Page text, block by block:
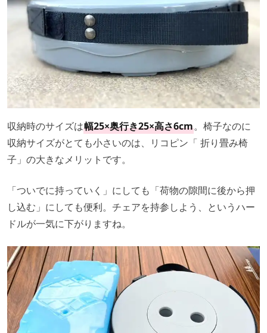
収納時のサイズは幅25×奥行き25×高さ6cm。椅子なのに
収納サイズがとても小さいのは、リコピン「 折り畳み椅
子」の大きなメリットです。
「ついでに持っていく」にしても「荷物の隙間に後から押
し込む」にしても便利。チェアを持参しよう、というハー
ドルが一気に下がりますね。